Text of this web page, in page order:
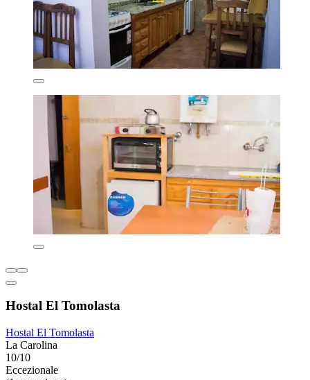
Hostal El Tomolasta
Hostal El Tomolasta
La Carolina
10/10
Eccezionale